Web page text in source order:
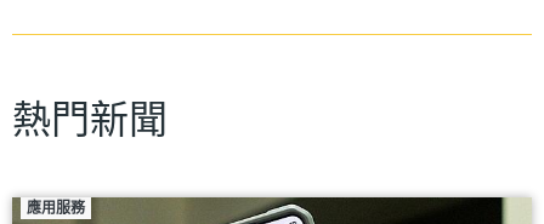
熱門新聞
應用服務